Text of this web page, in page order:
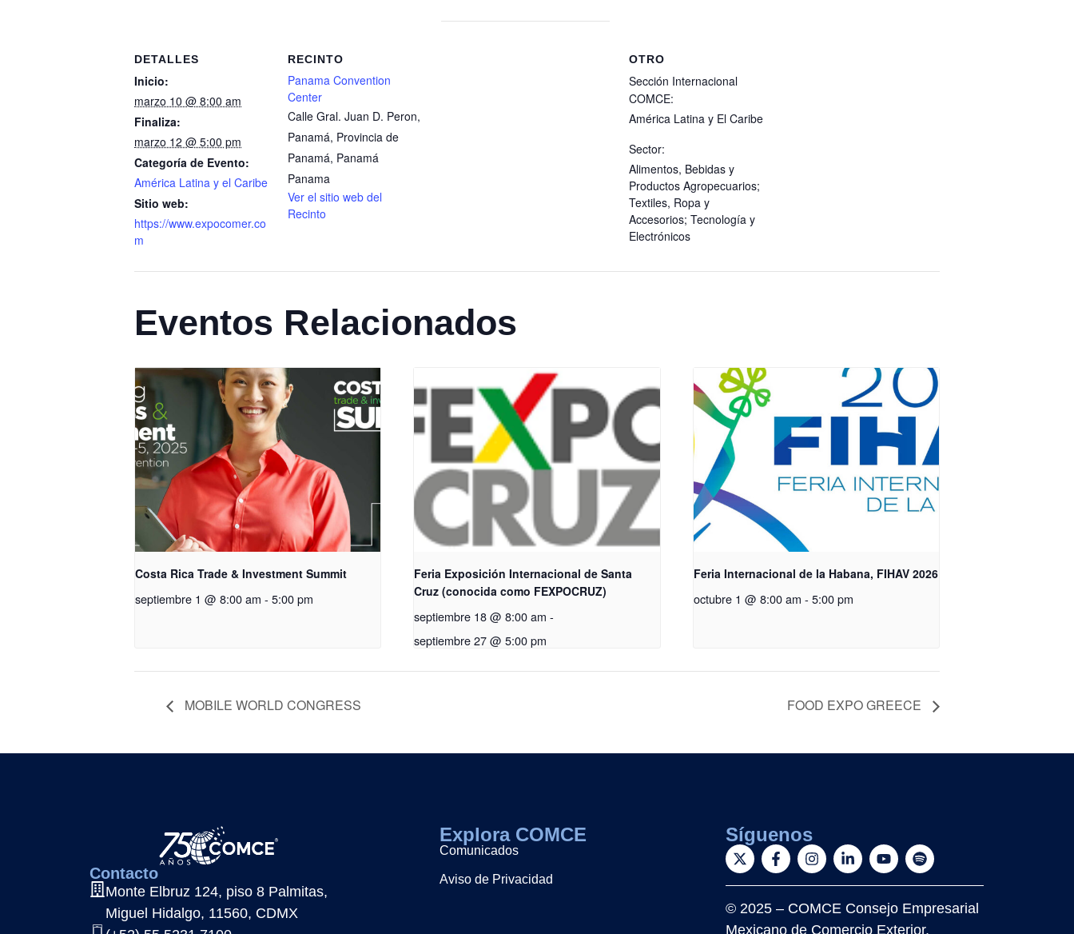
DETALLES
Inicio:
marzo 10 @ 8:00 am
Finaliza:
marzo 12 @ 5:00 pm
Categoría de Evento:
América Latina y el Caribe
Sitio web:
https://www.expocomer.co
m
RECINTO
Panama Convention
Center
Calle Gral. Juan D. Peron,
Panamá, Provincia de
Panamá, Panamá
Panama
Ver el sitio web del
Recinto
OTRO
Sección Internacional
COMCE:
América Latina y El Caribe
Sector:
Alimentos, Bebidas y
Productos Agropecuarios;
Textiles, Ropa y
Accesorios; Tecnología y
Electrónicos
Eventos Relacionados
Costa Rica Trade & Investment Summit
septiembre 1 @ 8:00 am - 5:00 pm
Feria Exposición Internacional de Santa
Cruz (conocida como FEXPOCRUZ)
septiembre 18 @ 8:00 am -
septiembre 27 @ 5:00 pm
Feria Internacional de la Habana, FIHAV 2026
octubre 1 @ 8:00 am - 5:00 pm
MOBILE WORLD CONGRESS FOOD EXPO GREECE
Contacto
Monte Elbruz 124, piso 8 Palmitas,
Miguel Hidalgo, 11560, CDMX
Explora COMCE
Comunicados
Aviso de Privacidad
Síguenos
© 2025 – COMCE Consejo Empresarial
Mexicano de Comercio Exterior,